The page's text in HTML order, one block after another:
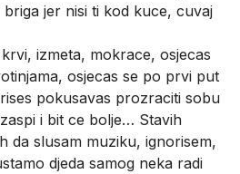
jer nisi ti kod kuce, cuvaj
izmeta, mokrace, osjecas
osjecas se po prvi put
pokusavas prozraciti sobu
i bit ce bolje… Stavih
da slusam muziku, ignorisem,
djeda samog neka radi